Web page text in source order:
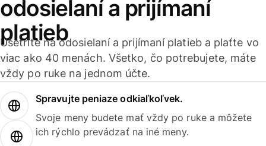
odosielaní a prijímaní
platieb
Ušetrite na odosielaní a prijímaní platieb a plaťte vo
viac ako 40 menách. Všetko, čo potrebujete, máte
vždy po ruke na jednom účte.
Spravujte peniaze odkiaľkoľvek.
Svoje meny budete mať vždy po ruke a môžete
ich rýchlo prevádzať na iné meny.